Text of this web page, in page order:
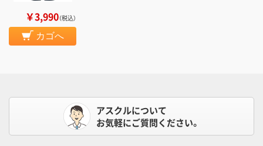
￥3,990（税込）
カゴへ
アスクルについて
お気軽にご質問ください。